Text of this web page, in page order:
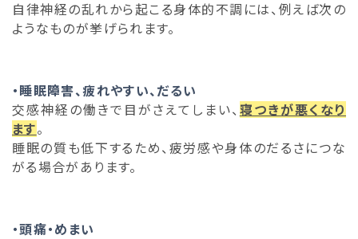
自律神経の乱れから起こる身体的不調には、例えば次の
ようなものが挙げられます。
・睡眠障害、疲れやすい、だるい
交感神経の働きで目がさえてしまい、 寝つきが悪くなり
ます。
睡眠の質も低下するため、疲労感や身体のだるさにつな
がる場合があります。
・頭痛・めまい